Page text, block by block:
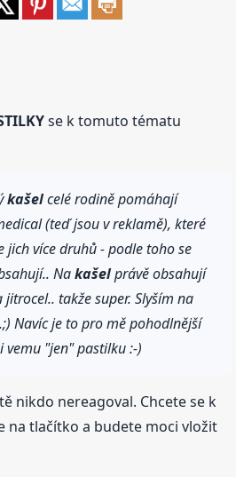
se k tomuto tématu
kašelcelé rodině pomáhají
(teď jsou v reklamě), které
jich více druhů - podle toho se
Nakašelprávě obsahují
takže super. Slyším na
Navíc je to pro mě pohodlnější
vemu "jen" pastilku :-)
nikdo nereagoval. Chcete se k
na tlačítko a budete moci vložit